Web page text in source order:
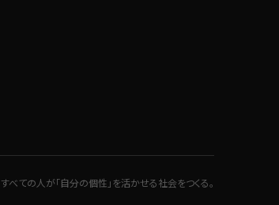
すべての人が「自分の個性」を活かせる社会をつくる。